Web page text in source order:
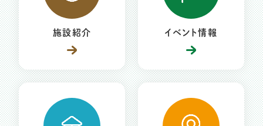
施設紹介 イベント情報